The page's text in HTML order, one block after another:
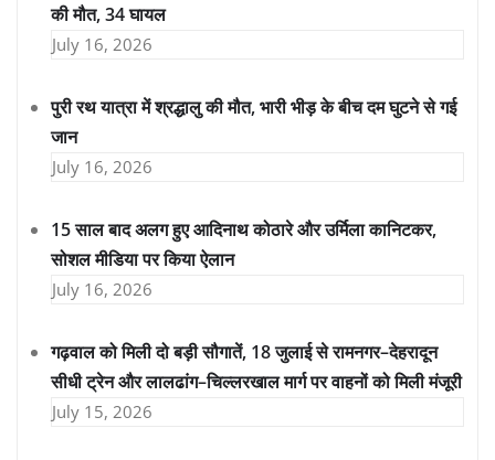
की मौत, 34 घायल
July 16, 2026
पुरी रथ यात्रा में श्रद्धालु की मौत, भारी भीड़ के बीच दम घुटने से गई
जान
July 16, 2026
15 साल बाद अलग हुए आदिनाथ कोठारे और उर्मिला कानिटकर,
सोशल मीडिया पर किया ऐलान
July 16, 2026
गढ़वाल को मिली दो बड़ी सौगातें, 18 जुलाई से रामनगर–देहरादून
सीधी ट्रेन और लालढांग–चिल्लरखाल मार्ग पर वाहनों को मिली मंजूरी
July 15, 2026